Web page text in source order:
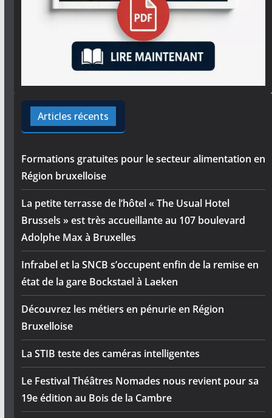
Articles récents
Formations gratuites pour le secteur alimentation en
Région bruxelloise
La petite terrasse de l’hôtel « The Usual Hotel
Brussels » est très accueillante au 107 boulevard
Adolphe Max à Bruxelles
Infrabel et la SNCB s’occupent enfin de la remise en
état de la gare Bockstael à Laeken
Découvrez les métiers en pénurie en Région
Bruxelloise
La STIB teste des caméras intelligentes
Le Festival Théâtres Nomades nous revient pour sa
19e édition au Bois de la Cambre